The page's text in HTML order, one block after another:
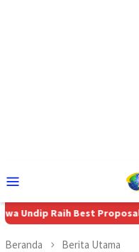
Mobile
Best Proposal, Best
Beranda Berita Utama